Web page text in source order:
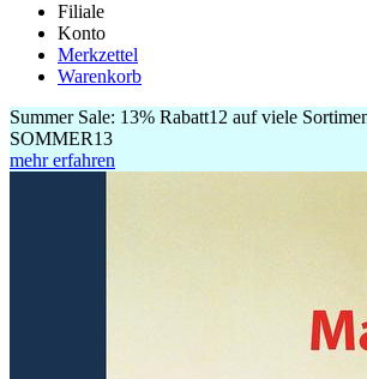
Filiale
Konto
Merkzettel
Warenkorb
Summer Sale: 13% Rabatt12 auf viele
SOMMER13
mehr erfahren